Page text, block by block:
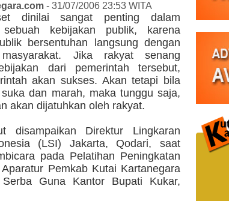
- 31/07/2006 23:53 WITA
dinilai sangat penting dalam
sebuah kebijakan publik, karena
bersentuhan langsung dengan
masyarakat. Jika rakyat senang
dari pemerintah tersebut,
akan sukses. Akan tetapi bila
dan marah, maka tunggu saja,
akan dijatuhkan oleh rakyat.
disampaikan Direktur Lingkaran
(LSI) Jakarta, Qodari, saat
pada Pelatihan Peningkatan
Pemkab Kutai Kartanegara
Guna Kantor Bupati Kukar,